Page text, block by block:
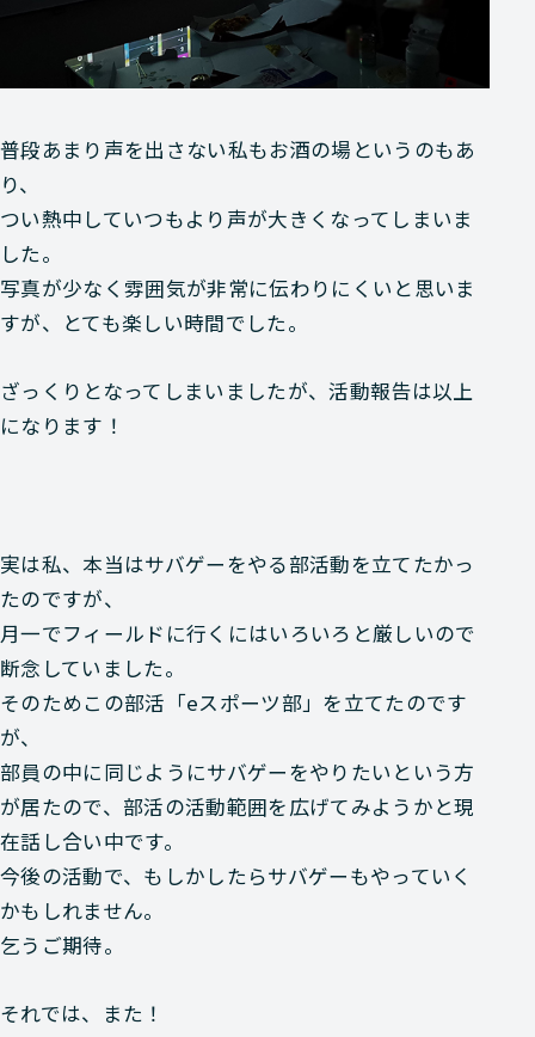
普段あまり声を出さない私もお酒の場というのもあ
り、
つい熱中していつもより声が大きくなってしまいま
した。
写真が少なく雰囲気が非常に伝わりにくいと思いま
すが、とても楽しい時間でした。
ざっくりとなってしまいましたが、活動報告は以上
になります！
実は私、本当はサバゲーをやる部活動を立てたかっ
たのですが、
月一でフィールドに行くにはいろいろと厳しいので
断念していました。
そのためこの部活「eスポーツ部」を立てたのです
が、
部員の中に同じようにサバゲーをやりたいという方
が居たので、部活の活動範囲を広げてみようかと現
在話し合い中です。
今後の活動で、もしかしたらサバゲーもやっていく
かもしれません。
乞うご期待。
それでは、また！